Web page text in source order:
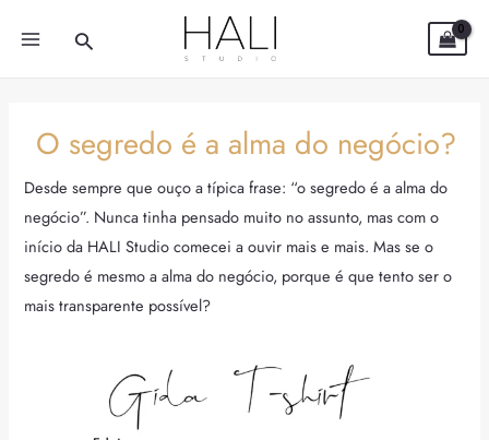
Search
O segredo é a alma do negócio?
Desde sempre que ouço a típica frase: “o segredo é a alma do
negócio”. Nunca tinha pensado muito no assunto, mas com o
início da HALI Studio comecei a ouvir mais e mais. Mas se o
segredo é mesmo a alma do negócio, porque é que tento ser o
mais transparente possível?
navigation